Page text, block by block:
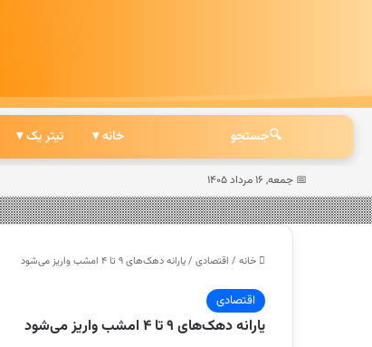
🔍جستجو خانه ▾ تیتر یک ▾
📅 جمعه, ۱۶ مرداد ۱۴۰۵
خانه / اقتصادی /یارانه دهک‌های ۹ تا ۴ امشب واریز می‌شود
اقتصادی
یارانه دهک‌های ۹ تا ۴ امشب واریز می‌شود